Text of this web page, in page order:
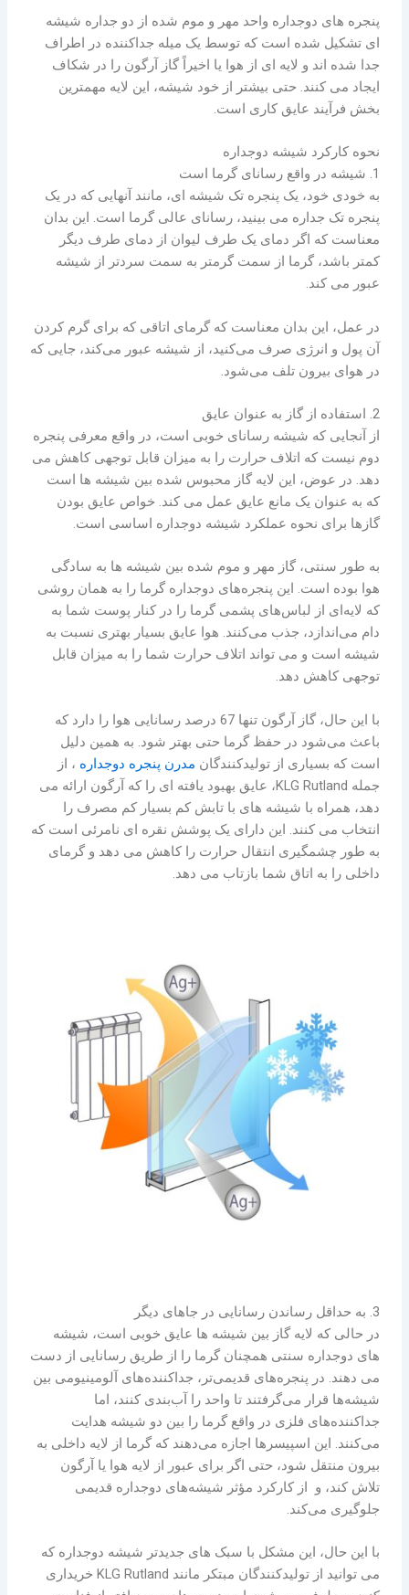
پنجره های دوجداره واحد مهر و موم شده از دو جداره شیشه
ای تشکیل شده است که توسط یک میله جداکننده در اطراف
جدا شده اند و لایه ای از هوا یا اخیراً گاز آرگون را در شکاف
ایجاد می کنند. حتی بیشتر از خود شیشه، این لایه مهمترین
بخش فرآیند عایق کاری است.
نحوه کارکرد شیشه دوجداره
1. شیشه در واقع رسانای گرما است
به خودی خود، یک پنجره تک شیشه ای، مانند آنهایی که در یک
پنجره تک جداره می بینید، رسانای عالی گرما است. این بدان
معناست که اگر دمای یک طرف لیوان از دمای طرف دیگر
کمتر باشد، گرما از سمت گرمتر به سمت سردتر از شیشه
عبور می کند.
در عمل، این بدان معناست که گرمای اتاقی که برای گرم کردن
آن پول و انرژی صرف می‌کنید، از شیشه عبور می‌کند، جایی که
در هوای بیرون تلف می‌شود.
2. استفاده از گاز به عنوان عایق
از آنجایی که شیشه رسانای خوبی است، در واقع معرفی پنجره
دوم نیست که اتلاف حرارت را به میزان قابل توجهی کاهش می
دهد. در عوض، این لایه گاز محبوس شده بین شیشه ها است
که به عنوان یک مانع عایق عمل می کند. خواص عایق بودن
گازها برای نحوه عملکرد شیشه دوجداره اساسی است.
به طور سنتی، گاز مهر و موم شده بین شیشه ها به سادگی
هوا بوده است. این پنجره‌های دوجداره گرما را به همان روشی
که لایه‌ای از لباس‌های پشمی گرما را در کنار پوست شما به
دام می‌اندازد، جذب می‌کنند. هوا عایق بسیار بهتری نسبت به
شیشه است و می تواند اتلاف حرارت شما را به میزان قابل
توجهی کاهش دهد.
با این حال، گاز آرگون تنها 67 درصد رسانایی هوا را دارد که
باعث می‌شود در حفظ گرما حتی بهتر شود. به همین دلیل
است که بسیاری از تولیدکنندگان مدرن پنجره دوجداره ، از
جمله KLG Rutland، عایق بهبود یافته ای را که آرگون ارائه می
دهد، همراه با شیشه های با تابش کم بسیار کم مصرف را
انتخاب می کنند. این دارای یک پوشش نقره ای نامرئی است که
به طور چشمگیری انتقال حرارت را کاهش می دهد و گرمای
داخلی را به اتاق شما بازتاب می دهد.
3. به حداقل رساندن رسانایی در جاهای دیگر
در حالی که لایه گاز بین شیشه ها عایق خوبی است، شیشه
های دوجداره سنتی همچنان گرما را از طریق رسانایی از دست
می دهند. در پنجره‌های قدیمی‌تر، جداکننده‌های آلومینیومی بین
شیشه‌ها قرار می‌گرفتند تا واحد را آب‌بندی کنند، اما
جداکننده‌های فلزی در واقع گرما را بین دو شیشه هدایت
می‌کنند. این اسپیسرها اجازه می‌دهند که گرما از لایه داخلی به
بیرون منتقل شود، حتی اگر برای عبور از لایه هوا یا آرگون
تلاش کند، و از کارکرد مؤثر شیشه‌های دوجداره قدیمی
جلوگیری می‌کند.
با این حال، این مشکل با سبک های جدیدتر شیشه دوجداره که
می توانید از تولیدکنندگان مبتکر مانند KLG Rutland خریداری